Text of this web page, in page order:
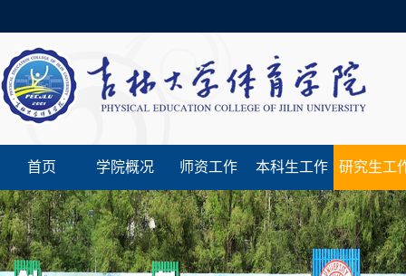
首页 学院概况 师资工作 本科生工作 研究生工